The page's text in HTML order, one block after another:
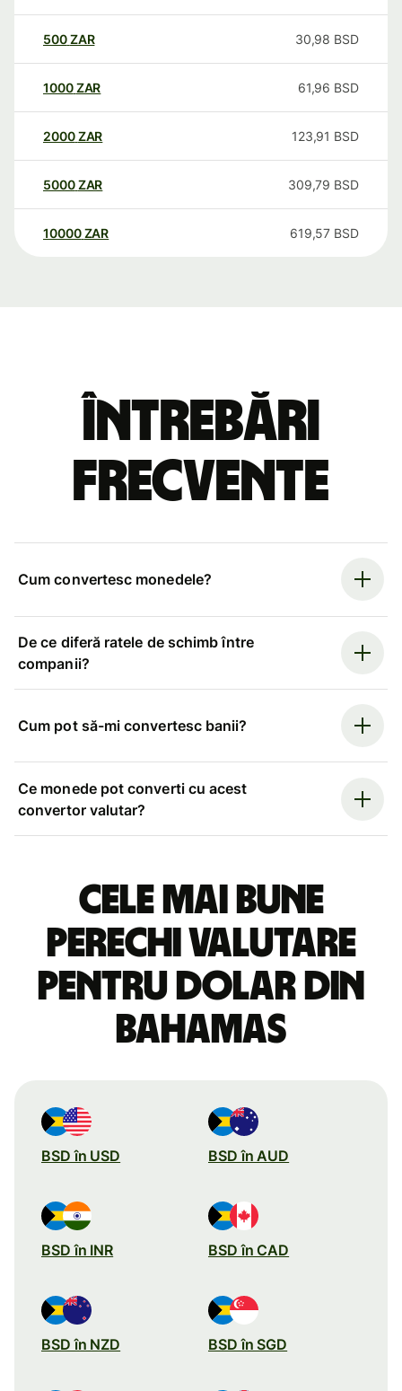
500ZAR 30,98 BSD
1000ZAR 61,96 BSD
2000ZAR 123,91 BSD
5000ZAR 309,79 BSD
10000 ZAR 619,57 BSD
Întrebări
frecvente
Cum convertesc monedele?
De ce diferă ratele de schimb între
companii?
Cum pot să-mi convertesc banii?
Ce monede pot converti cu acest
convertor valutar?
Cele mai bune
perechi valutare
pentru dolar din
Bahamas
BSD în USD BSD în AUD
BSD în INR BSD în CAD
BSD în NZD BSD în SGD